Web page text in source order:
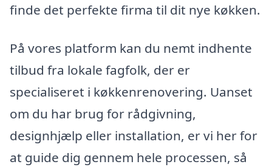
finde det perfekte firma til dit nye køkken.
På vores platform kan du nemt indhente
tilbud fra lokale fagfolk, der er
specialiseret i køkkenrenovering. Uanset
om du har brug for rådgivning,
designhjælp eller installation, er vi her for
at guide dig gennem hele processen, så